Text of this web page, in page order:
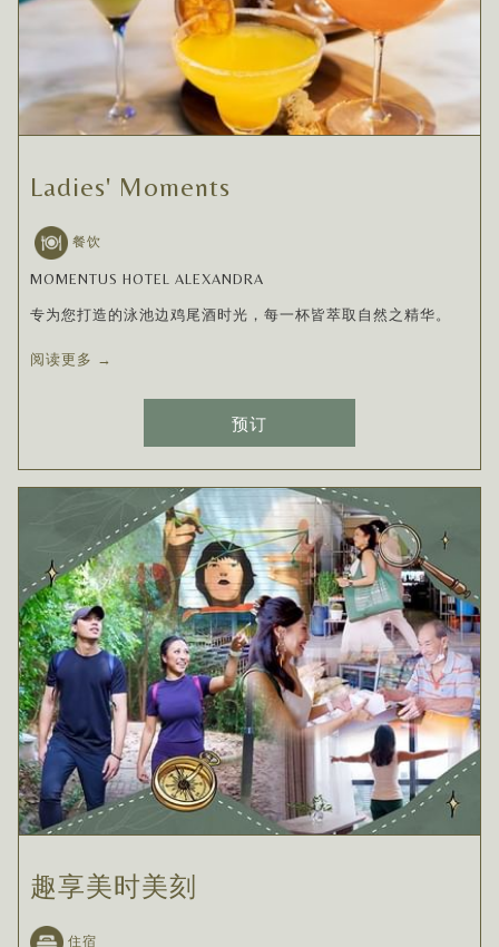
Ladies' Moments
餐饮
MOMENTUS HOTEL ALEXANDRA
专为您打造的泳池边鸡尾酒时光，每一杯皆萃取自然之精华。
阅读更多
预订
趣享美时美刻
住宿